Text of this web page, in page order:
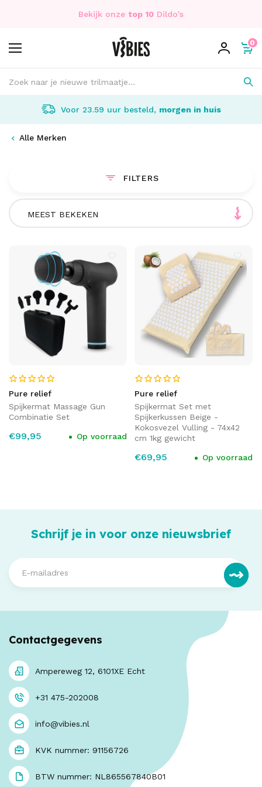
Bekijk onze top 10 Dildo's
0
Voor 23.59 uur besteld, morgen in huis
Alle Merken
FILTERS
MEEST BEKEKEN
Pure relief
Spijkermat Massage Gun
Combinatie Set
€99,95 Op voorraad
Pure relief
Spijkermat Set met
Spijkerkussen Beige -
Kokosvezel Vulling - 74x42
cm 1kg gewicht
€69,95 Op voorraad
Schrijf je in voor onze nieuwsbrief
Contactgegevens
Ampereweg 12, 6101XE Echt
+31 475-202008
info@vibies.nl
KVK nummer: 91156726
BTW nummer: NL865567840B01